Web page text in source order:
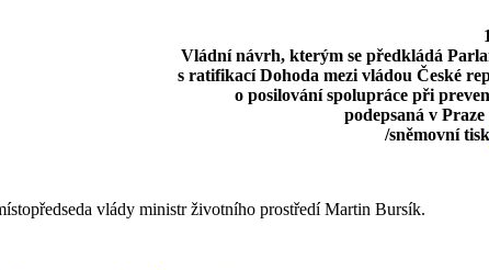
Vládní návrh, kterým se předkládá
s ratifikací Dohoda mezi vládou České
o posilování spolupráce při
podepsaná v
/sněmovní tisk
vlády ministr životního prostředí Martin Bursík.